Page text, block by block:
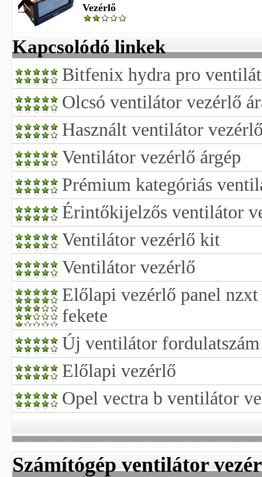
Vezérlő
Kapcsolódó linkek
Bitfenix hydra pro
Olcsó ventilátor vezérlő
Használt ventilátor
Ventilátor vezérlő árgép
Prémium kategóriás
Érintőkijelzős ventilátor
Ventilátor vezérlő kit
Ventilátor vezérlő
Előlapi vezérlő panel
fekete
Új ventilátor fordulatszám
Előlapi vezérlő
Opel vectra b ventilátor
Számítógép ventilátor